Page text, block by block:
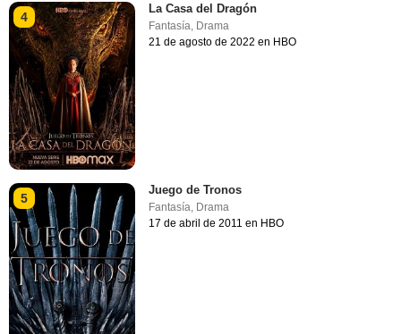
4
La Casa del Dragón
Fantasía, Drama
21 de agosto de 2022 en HBO
5
Juego de Tronos
Fantasía, Drama
17 de abril de 2011 en HBO